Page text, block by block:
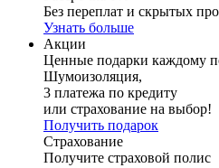
Без переплат и скрытых
Узнать больше
Акции
Ценные подарки каждому
Шумоизоляция,
3 платежа по кредиту
или страхование на выбор!
Получить подарок
Страхование
Получите страховой полис